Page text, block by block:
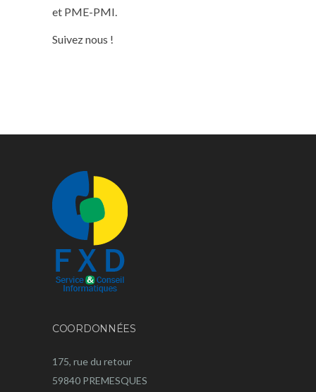
et PME-PMI.
Suivez nous !
COORDONNÉES
175, rue du retour
59840 PREMESQUES